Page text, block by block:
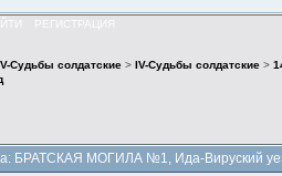
РЕГИСТРАЦИЯ
IV-Судьбы солдатские> IV-Судьбы солдатские>
БРАТСКАЯ МОГИЛА №1, Ида-Вируский